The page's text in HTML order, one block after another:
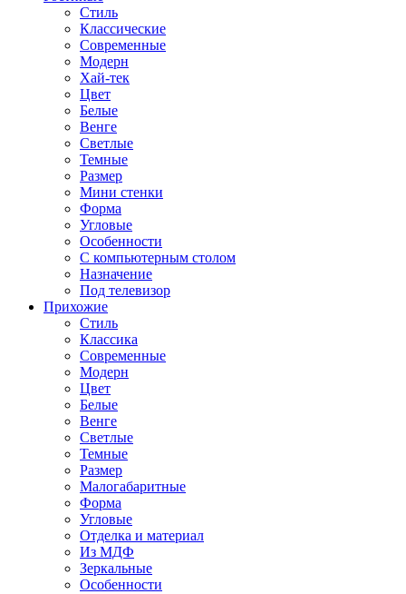
Стиль
Классические
Современные
Модерн
Хай-тек
Цвет
Белые
Венге
Светлые
Темные
Размер
Мини стенки
Форма
Угловые
Особенности
С компьютерным столом
Назначение
Под телевизор
Прихожие
Стиль
Классика
Современные
Модерн
Цвет
Белые
Венге
Светлые
Темные
Размер
Малогабаритные
Форма
Угловые
Отделка и материал
Из МДФ
Зеркальные
Особенности